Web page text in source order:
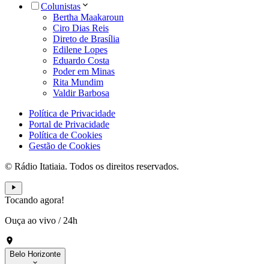
Colunistas
Bertha Maakaroun
Ciro Dias Reis
Direto de Brasília
Edilene Lopes
Eduardo Costa
Poder em Minas
Rita Mundim
Valdir Barbosa
Política de Privacidade
Portal de Privacidade
Política de Cookies
Gestão de Cookies
© Rádio Itatiaia. Todos os direitos reservados.
Tocando agora!
Ouça ao vivo / 24h
Belo Horizonte